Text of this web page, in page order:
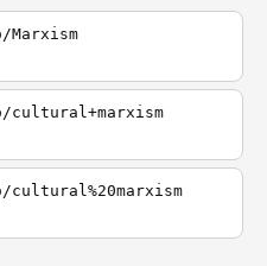
cultural+marxism